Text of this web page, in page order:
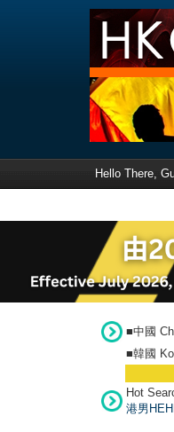
Hello There,
■中國
■韓國
Hot
港男